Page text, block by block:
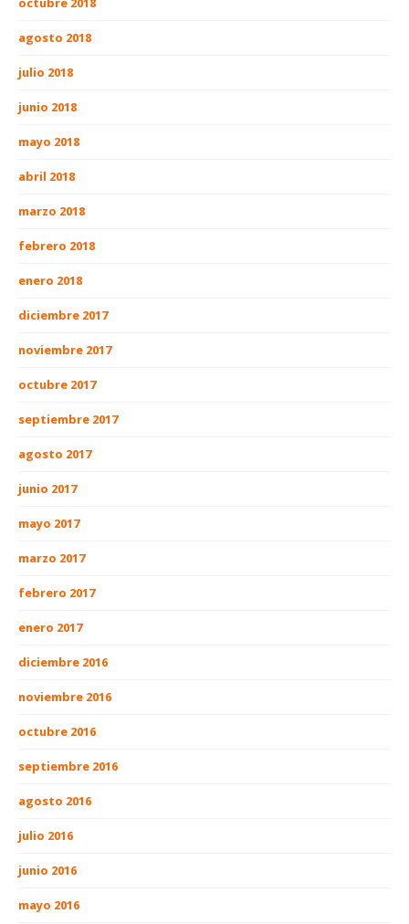
agosto 2018
julio 2018
junio 2018
mayo 2018
abril 2018
marzo 2018
febrero 2018
enero 2018
diciembre 2017
noviembre 2017
octubre 2017
septiembre 2017
agosto 2017
junio 2017
mayo 2017
marzo 2017
febrero 2017
enero 2017
diciembre 2016
noviembre 2016
octubre 2016
septiembre 2016
agosto 2016
julio 2016
junio 2016
mayo 2016